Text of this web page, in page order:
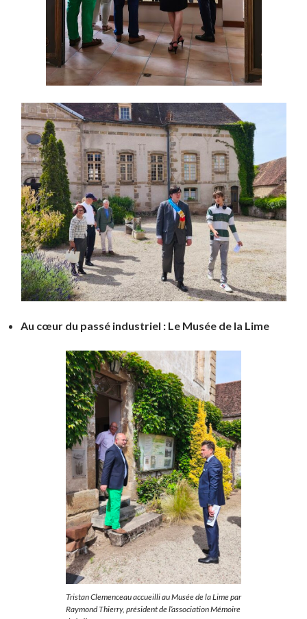
Au cœur du passé industriel : Le Musée de la Lime
Tristan Clemenceau accueilli au Musée de la Lime par
Raymond Thierry, président de l’association Mémoire